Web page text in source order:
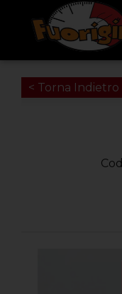
< Torna Indietro